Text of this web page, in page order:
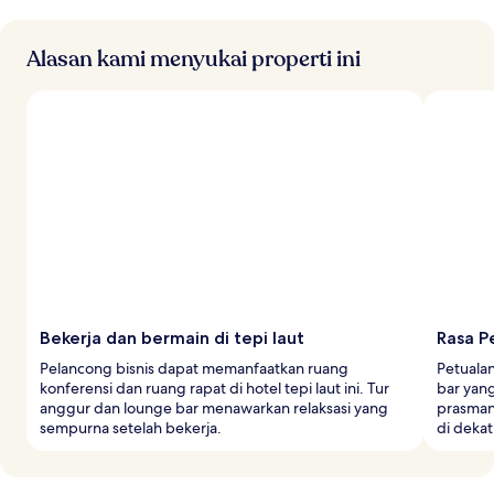
Alasan kami menyukai properti ini
Bekerja dan bermain di tepi laut
Pelancong bisnis dapat memanfaatkan ruang
konferensi dan ruang rapat di hotel tepi laut ini. Tur
anggur dan lounge bar menawarkan relaksasi yang
sempurna setelah bekerja.
Rasa
bar
di